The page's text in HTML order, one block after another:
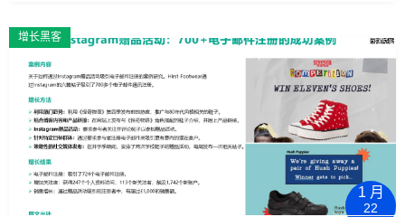
增长黑客
1 月
22